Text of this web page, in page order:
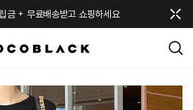
+ 무료배송받고 쇼핑하세요